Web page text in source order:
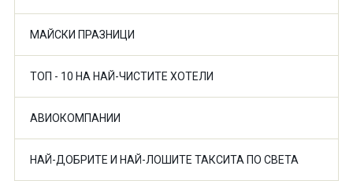
МАЙСКИ ПРАЗНИЦИ
ТОП - 10 НА НАЙ-ЧИСТИТЕ ХОТЕЛИ
АВИОКОМПАНИИ
НАЙ-ДОБРИТЕ И НАЙ-ЛОШИТЕ ТАКСИТА ПО СВЕТА